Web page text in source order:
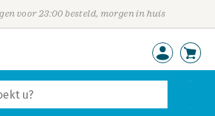
voor 23:00 besteld, morgen in huis